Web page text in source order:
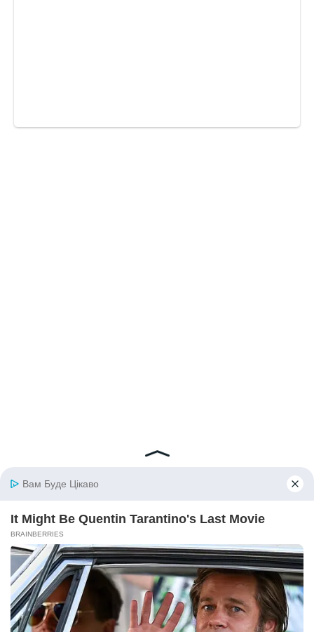
© 2026 iBilingua
Політика конфіденційності та умови користування
сайтом (Privacy Policy)